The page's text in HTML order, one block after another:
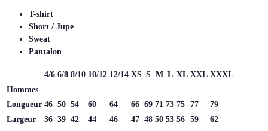
T-shirt
Short / Jupe
Sweat
Pantalon
4/6 6/8 8/10 10/12 12/14 XS S M L XL XXL XXXL
Hommes
Longueur 46 50 54 60 64 66 69 71 73 75 77
79
Largeur
36 39 42 44 46 47 48 50 53 56 59
62